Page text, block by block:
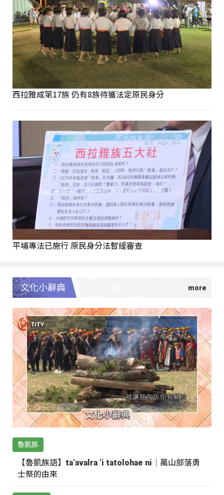
西拉雅成第17族 仍有8族待獲法定原民身分
平埔專法已施行 原民身分法暫緩審查
文化小辭典
魯凱族
【魯凱族語】ta‘avalra ‘i tatolohae ni｜萬山部落勇
士祭的由來